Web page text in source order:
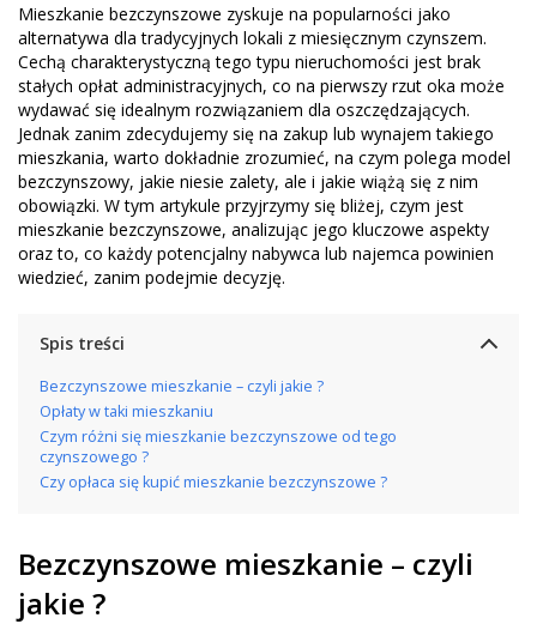
Mieszkanie bezczynszowe zyskuje na popularności jako
alternatywa dla tradycyjnych lokali z miesięcznym czynszem.
Cechą charakterystyczną tego typu nieruchomości jest brak
stałych opłat administracyjnych, co na pierwszy rzut oka może
wydawać się idealnym rozwiązaniem dla oszczędzających.
Jednak zanim zdecydujemy się na zakup lub wynajem takiego
mieszkania, warto dokładnie zrozumieć, na czym polega model
bezczynszowy, jakie niesie zalety, ale i jakie wiążą się z nim
obowiązki. W tym artykule przyjrzymy się bliżej, czym jest
mieszkanie bezczynszowe, analizując jego kluczowe aspekty
oraz to, co każdy potencjalny nabywca lub najemca powinien
wiedzieć, zanim podejmie decyzję.
Spis treści
Bezczynszowe mieszkanie – czyli jakie ?
Opłaty w taki mieszkaniu
Czym różni się mieszkanie bezczynszowe od tego
czynszowego ?
Czy opłaca się kupić mieszkanie bezczynszowe ?
Bezczynszowe mieszkanie – czyli
jakie ?